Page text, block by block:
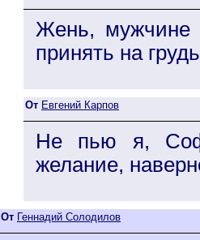
Жень, мужчине
принять на
От Евгений Карпов
Не пью я,
желание,
От Геннадий Солодилов